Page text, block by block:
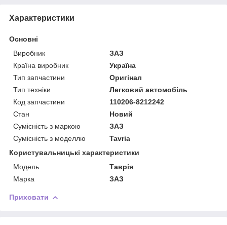
Характеристики
Основні
Виробник
ЗАЗ
Країна виробник
Україна
Тип запчастини
Оригінал
Тип техніки
Легковий автомобіль
Код запчастини
110206-8212242
Стан
Новий
Сумісність з маркою
ЗАЗ
Сумісність з моделлю
Tavria
Користувальницькі характеристики
Модель
Таврія
Марка
ЗАЗ
Приховати